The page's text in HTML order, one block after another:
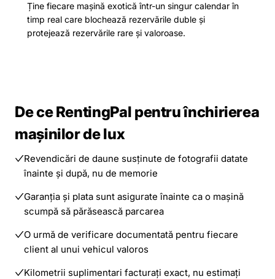
Ține fiecare mașină exotică într-un singur calendar în
timp real care blochează rezervările duble și
protejează rezervările rare și valoroase.
De ce RentingPal pentru închirierea
mașinilor de lux
Revendicări de daune susținute de fotografii datate
înainte și după, nu de memorie
Garanția și plata sunt asigurate înainte ca o mașină
scumpă să părăsească parcarea
O urmă de verificare documentată pentru fiecare
client al unui vehicul valoros
Kilometrii suplimentari facturați exact, nu estimați